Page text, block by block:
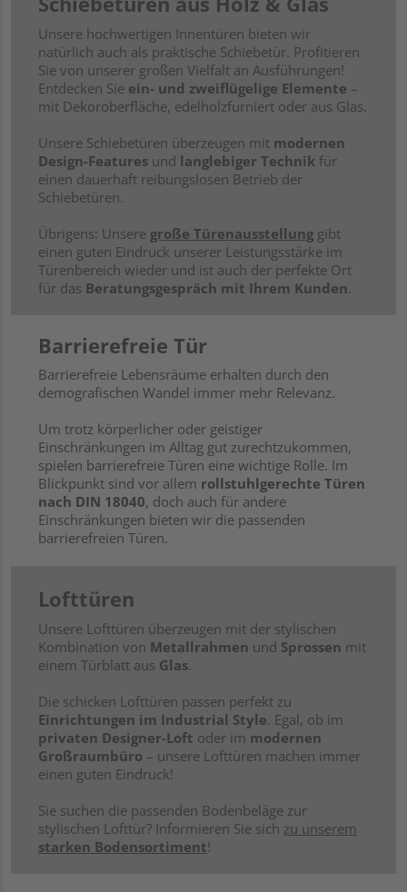
Unsere hochwertigen Innentüren bieten wir
natürlich auch als praktische Schiebetür. Profitieren
Sie von unserer großen Vielfalt an Ausführungen!
Entdecken Sie ein- und zweiflügelige Elemente –
mit Dekoroberfläche, edelholzfurniert oder aus Glas.
Unsere Schiebetüren überzeugen mit modernen
Design-Features und langlebiger Technik für
einen dauerhaft reibungslosen Betrieb der
Schiebetüren.
Übrigens: Unsere große Türenausstellung gibt
einen guten Eindruck unserer Leistungsstärke im
Türenbereich wieder und ist auch der perfekte Ort
für das Beratungsgespräch mit Ihrem Kunden.
Barrierefreie Tür
Barrierefreie Lebensräume erhalten durch den
demografischen Wandel immer mehr Relevanz.
Um trotz körperlicher oder geistiger
Einschränkungen im Alltag gut zurechtzukommen,
spielen barrierefreie Türen eine wichtige Rolle. Im
Blickpunkt sind vor allem rollstuhlgerechte Türen
nach DIN 18040, doch auch für andere
Einschränkungen bieten wir die passenden
barrierefreien Türen.
Lofttüren
Unsere Lofttüren überzeugen mit der stylischen
Kombination von Metallrahmen und Sprossen mit
einem Türblatt aus Glas.
Die schicken Lofttüren passen perfekt zu
Einrichtungen im Industrial Style. Egal, ob im
privaten Designer-Loft oder im modernen
Großraumbüro – unsere Lofttüren machen immer
einen guten Eindruck!
Sie suchen die passenden Bodenbeläge zur
stylischen Lofttür? Informieren Sie sich zu unserem
starken Bodensortiment!